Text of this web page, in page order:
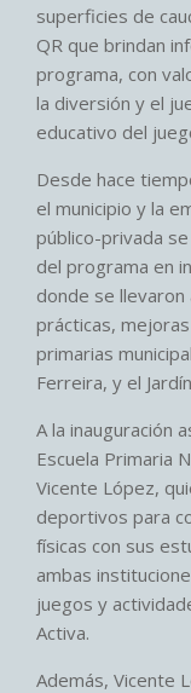
superficies de
QR que brindan
programa, con
la diversión y el
educativo del
Desde hace
el municipio y la
público-privada
del programa en
donde se
prácticas,
primarias
Ferreira, y el
A la inauguración
Escuela Primaria
Vicente López,
deportivos para
físicas con sus
ambas
juegos y
Activa.
Además, Vicente